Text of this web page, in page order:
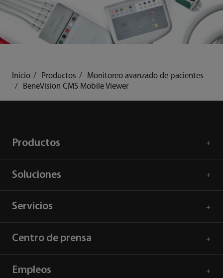
Inicio Productos
Monitoreo avanzado de pacientes
BeneVision CMS Mobile Viewer
Productos
Soluciones
Servicios
Centro de prensa
Empleos